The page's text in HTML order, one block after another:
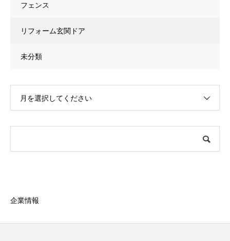
フェンス
リフォーム玄関ドア
未分類
月を選択してください
企業情報